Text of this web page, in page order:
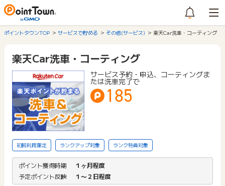
ポイントタウンTOP サービスで貯める その他(サービス) 楽天Car洗車・コーティング
楽天Car洗車・コーティング
サービス予約・申込、コーティングま
たは洗車完了で
185
初回利用限定 ランクアップ対象 ランク特典対象
ポイント獲得時期
１ヶ月程度
予定ポイント反映
１〜２日程度